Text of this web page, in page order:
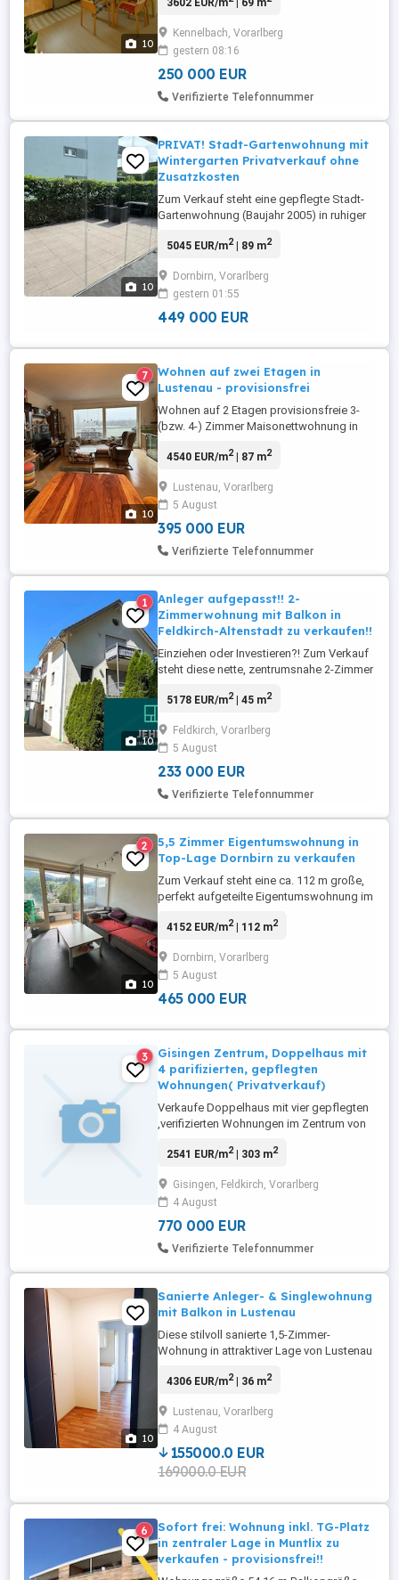
10
bietet 69,4 m Wohnfläche sowie einen
Innenhöhe von 2,42m und eine ideale
Raumaufteilung sorgen für ein
angenehmes Wohngefühl. Großer Garten
3602 EUR/m | 69 m
Kennelbach, Vorarlberg
gestern 08:16
250 000 EUR
Verifizierte Telefonnummer
10
PRIVAT! Stadt-Gartenwohnung mit
Wintergarten Privatverkauf ohne
Zusatzkosten
Zum Verkauf steht eine gepflegte Stadt-
Gartenwohnung (Baujahr 2005) in ruhiger
Familien, Paare oder alle, die Wohnen mit
Das Stadtzentrum ist nur ca. 700 m
Luftlinie entfernt und bequem erreichbar.
Die Wohnung bietet ...
5045 EUR/m2| 89 m2
Dornbirn, Vorarlberg
gestern 01:55
449 000 EUR
10
7
Wohnen auf zwei Etagen in
Lustenau - provisionsfrei
Wohnen auf 2 Etagen provisionsfreie 3-
(bzw. 4-) Zimmer Maisonettwohnung in
Berge. Wohnfläche: 87,29 m Terrasse: ca.
Kellerersatzraum (6,5 m ) hinterm Carport
Baujahr: 2001 Adresse: Kellerackerstraße
19, 6890 Lustenau ...
4540 EUR/m2| 87 m2
Lustenau, Vorarlberg
5 August
395 000 EUR
Verifizierte Telefonnummer
10
1
Anleger aufgepasst!! 2-
Zimmerwohnung mit Balkon in
Feldkirch-Altenstadt zu verkaufen!!
Einziehen oder Investieren?! Zum Verkauf
steht diese nette, zentrumsnahe 2-Zimmer
Feldkirch-Altenstadt. Die Wohnanlage
Bauweise errichtet. Ein TG-Platz kann
gegen einen Aufpreis dazu erworben
werden. Der Energieausweis befindet ...
5178 EUR/m2| 45 m2
Feldkirch, Vorarlberg
5 August
233 000 EUR
Verifizierte Telefonnummer
10
2
5,5 Zimmer Eigentumswohnung in
Top-Lage Dornbirn zu verkaufen
Zum Verkauf steht eine ca. 112 m große,
perfekt aufgeteilte Eigentumswohnung im
Wohnanlage (BJ 1975). Die Wohnung
direkt in der Marktstraße 65 in Dornbirn
das Zentrum ist in wenigen Minuten zu
Fuß erreichbar! Die Highlights:
4152 EUR/m2| 112 m2
Dornbirn, Vorarlberg
5 August
465 000 EUR
3
Gisingen Zentrum, Doppelhaus mit
4 parifizierten, gepflegten
Wohnungen( Privatverkauf)
Verkaufe Doppelhaus mit vier gepflegten
,verifizierten Wohnungen im Zentrum von
zu Liechtenstein und der Grenze zur
nach Deutschland circa 30 km entfernt.
Das Einmalige Objekt befindet sich in
absoluter Bestlage im Zentrum ...
2541 EUR/m2| 303 m2
Gisingen, Feldkirch, Vorarlberg
4 August
770 000 EUR
Verifizierte Telefonnummer
10
Sanierte Anleger- & Singlewohnung
mit Balkon in Lustenau
Diese stilvoll sanierte 1,5-Zimmer-
Wohnung in attraktiver Lage von Lustenau
modernem Wohnkomfort, guter
als Kapitalanlage, gemütliches Zuhause
für Singles oder ideale Wohnung für
Grenzgänger diese Immobilie überzeugt
auf ...
4306 EUR/m2| 36 m2
Lustenau, Vorarlberg
4 August
155000.0 EUR
169000.0 EUR
6
Sofort frei: Wohnung inkl. TG-Platz
in zentraler Lage in Muntlix zu
verkaufen - provisionsfrei!!